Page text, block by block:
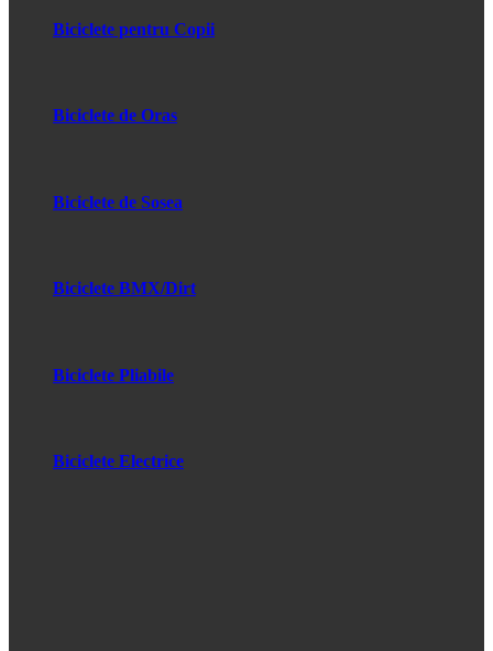
Biciclete pentru Copii
Biciclete de Oras
Biciclete de Sosea
Biciclete BMX/Dirt
Biciclete Pliabile
Biciclete Electrice